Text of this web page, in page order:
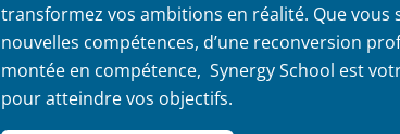
transformez vos ambitions en réalité. Que vous
nouvelles compétences, d’une reconversion
montée en compétence, Synergy School est
pour atteindre vos objectifs.